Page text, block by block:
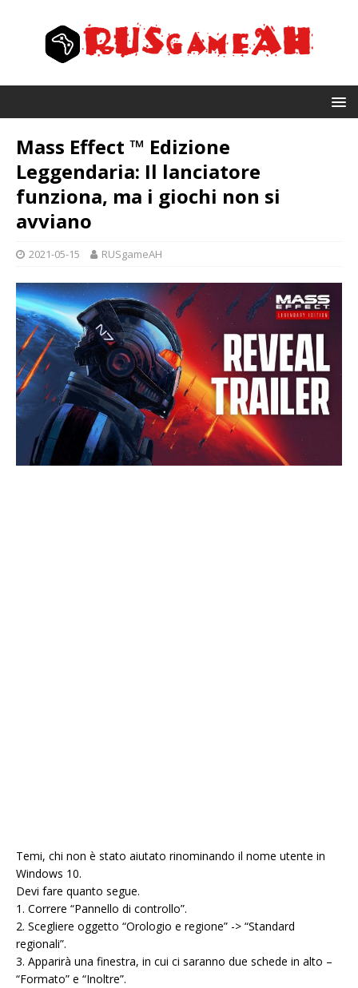
Mass Effect ™ Edizione
Leggendaria: Il lanciatore
funziona, ma i giochi non si
avviano
2021-05-15 RUSgameAH
Temi, chi non è stato aiutato rinominando il nome utente in
Windows 10.
Devi fare quanto segue.
1. Correre “Pannello di controllo”.
2. Scegliere oggetto “Orologio e regione” -> “Standard
regionali”.
3. Apparirà una finestra, in cui ci saranno due schede in alto –
“Formato” e “Inoltre”.